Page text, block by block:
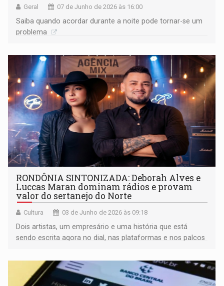
Geral 07 de Junho de 2026 às 16:00
Saiba quando acordar durante a noite pode tornar-se um
problema
RONDÔNIA SINTONIZADA: Deborah Alves e
Luccas Maran dominam rádios e provam
valor do sertanejo do Norte
Cultura 03 de Junho de 2026 às 09:18
Dois artistas, um empresário e uma história que está
sendo escrita agora no dial, nas plataformas e nos palcos